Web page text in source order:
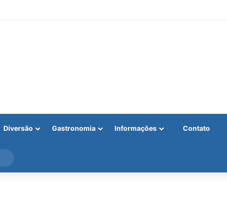
Diversão Gastronomia Informações Contato
por